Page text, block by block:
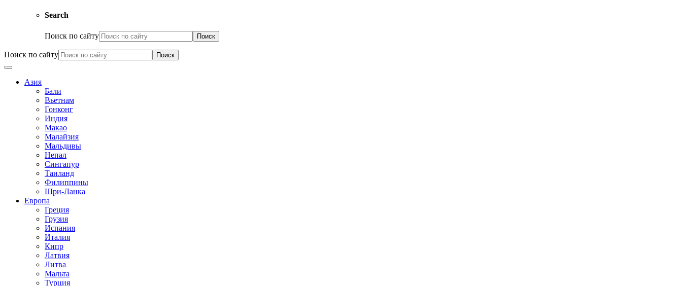
Search
Поиск по сайту
Поиск по сайту
Азия
Бали
Вьетнам
Гонконг
Индия
Макао
Малайзия
Мальдивы
Непал
Сингапур
Таиланд
Филиппины
Шри-Ланка
Европа
Греция
Грузия
Испания
Италия
Кипр
Латвия
Литва
Мальта
Турция